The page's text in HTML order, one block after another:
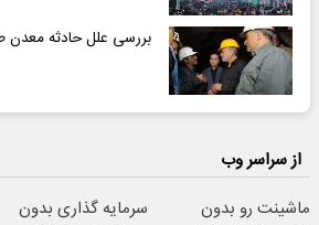
بررسی علل حادثه معدن
از سراسر وب
ماشینت رو بدون
سرمایه گذاری بدون